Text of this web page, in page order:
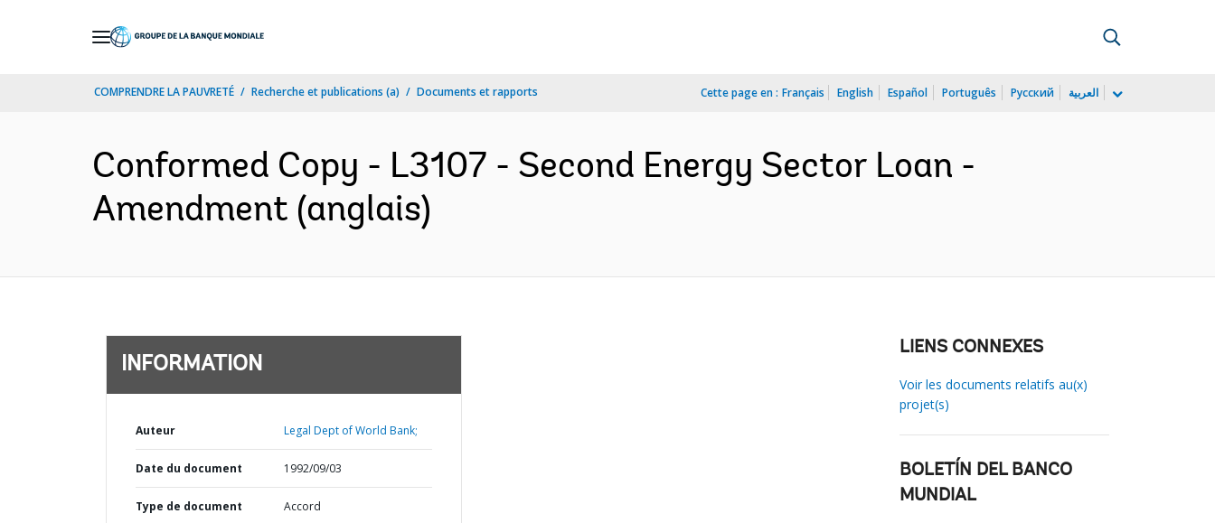
COMPRENDRE LA PAUVRETÉ Recherche et publications (a) Documents et rapports Cette page en : Français English Español Português Русский العربية
Conformed Copy - L3107 - Second Energy Sector Loan -
Amendment (anglais)
INFORMATION
Auteur Legal Dept of World Bank;
Date du document 1992/09/03
Type de document Accord
LIENS CONNEXES
Voir les documents relatifs au(x)
projet(s)
BOLETÍN DEL BANCO
MUNDIAL